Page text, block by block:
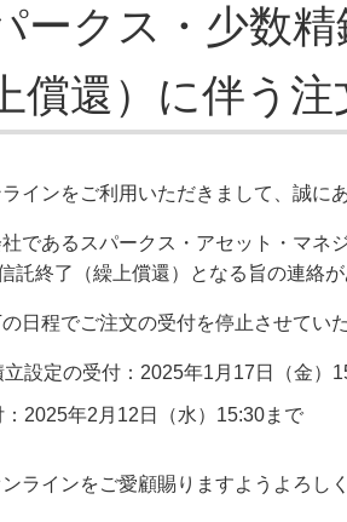
ークス・少数
償還）に伴う
インをご利用いただきまして、誠に
であるスパークス・アセット・マ
託終了（繰上償還）となる旨の連絡
日程でご注文の受付を停止させてい
設定の受付：2025年1月17日（金）
2025年2月12日（水）15:30まで
ラインをご愛顧賜りますようよろし